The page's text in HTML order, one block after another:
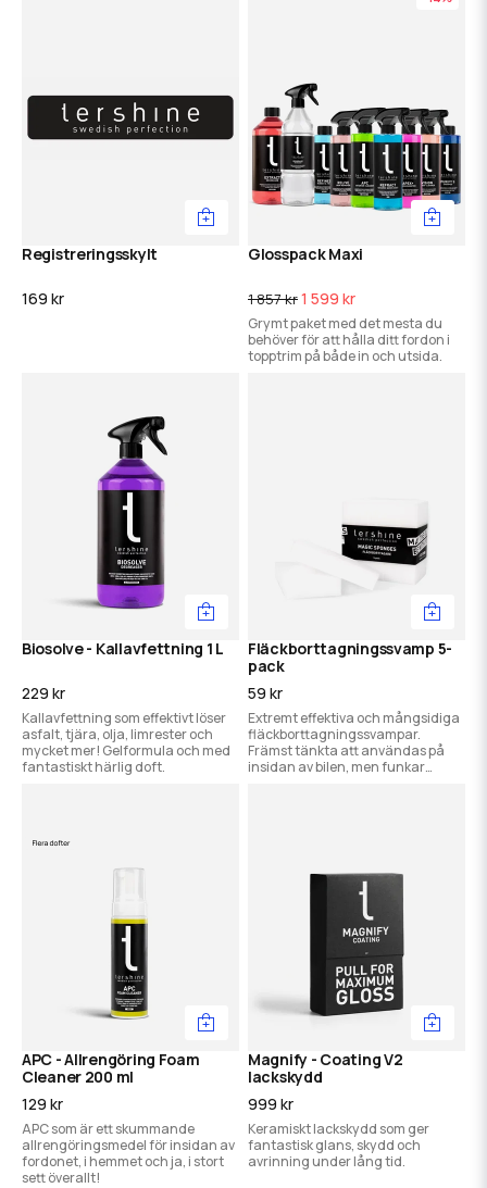
Registreringsskylt
169 kr
Glosspack Maxi
1 857 kr1 599 kr
Grymt paket med det mesta du
behöver för att hålla ditt fordon i
topptrim på både in och utsida.
Biosolve - Kallavfettning 1 L
229 kr
Kallavfettning som effektivt löser
asfalt, tjära, olja, limrester och
mycket mer! Gelformula och med
fantastiskt härlig doft.
Fläckborttagningssvamp 5-
pack
59 kr
Extremt effektiva och mångsidiga
fläckborttagningssvampar.
Främst tänkta att användas på
insidan av bilen, men funkar
APC - Allrengöring Foam
Cleaner 200 ml
129 kr
APC som är ett skummande
allrengöringsmedel för insidan av
fordonet, i hemmet och ja, i stort
sett överallt!
Magnify - Coating V2
lackskydd
999 kr
Keramiskt lackskydd som ger
fantastisk glans, skydd och
avrinning under lång tid.